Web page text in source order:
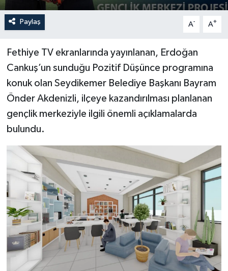
Paylaş A- A+
Fethiye TV ekranlarında yayınlanan, Erdoğan
Cankuş’un sunduğu Pozitif Düşünce programına
konuk olan Seydikemer Belediye Başkanı Bayram
Önder Akdenizli, ilçeye kazandırılması planlanan
gençlik merkeziyle ilgili önemli açıklamalarda
bulundu.